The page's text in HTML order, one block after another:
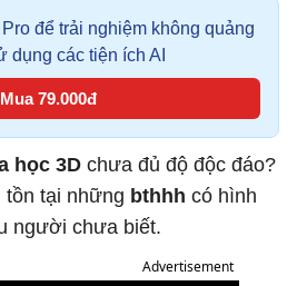
để trải nghiệm không quảng
dụng các tiện ích AI
Mua 79.000đ
học 3D chưa đủ độ độc đáo?
tại những bthhh có hình
người chưa biết.
Advertisement